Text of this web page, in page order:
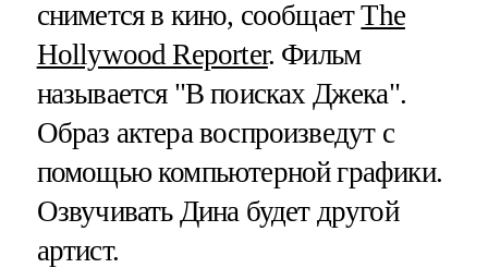
снимется в кино, сообщаетThe
Hollywood Reporter. Фильм
называется "В поисках Джека".
Образ актера воспроизведут с
помощью компьютерной графики.
Озвучивать Дина будет другой
артист.